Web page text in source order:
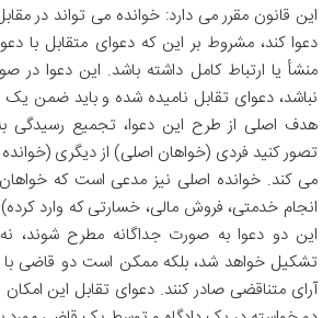
این قانون مقرر می دارد: خوانده می تواند در
دعوا کند، مشروط بر این که دعوای متقابل با
منشأ یا ارتباط کامل داشته باشد. این دعوا در
نباشد، دعوای تقابل نامیده شده و باید ضمن یک
هدف اصلی از طرح این دعوا، تجمیع رسیدگی
تصور کنید فردی (خواهان اصلی) از دیگری (خوانده
می کند. خوانده اصلی نیز مدعی است که خواهان
انجام خدمتی، فروش مالی، خسارتی که وارد
این دو دعوا به صورت جداگانه مطرح شوند، نه
تشکیل خواهد شد، بلکه ممکن است دو قاضی با
آرای متناقضی صادر کنند. دعوای تقابل این امکان